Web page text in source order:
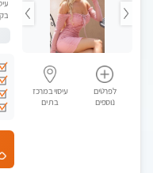
לפרטים
נוספים
עיסוי במרכז
בת ים